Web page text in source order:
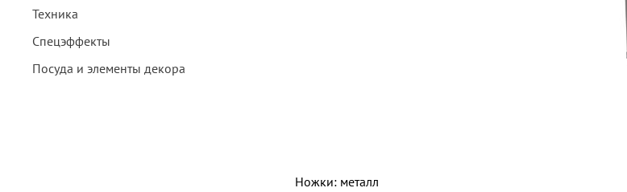
Ножки: металл
Техника
Спецэффекты
Посуда и элементы декора